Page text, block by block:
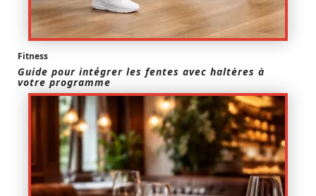
Fitness
Guide pour intégrer les fentes avec haltères à
votre programme